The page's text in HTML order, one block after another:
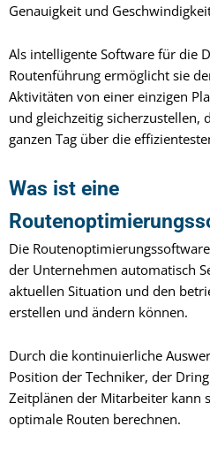
Genauigkeit und
Als intelligente Software für die
Routenführung ermöglicht sie
Aktivitäten von einer einzigen
und gleichzeitig sicherzustellen,
ganzen Tag über die
Was ist eine
Die
der Unternehmen automatisch
aktuellen Situation und den
erstellen und ändern können.
Durch die kontinuierliche
Position der Techniker, der
Zeitplänen der Mitarbeiter kann
optimale Routen berechnen.